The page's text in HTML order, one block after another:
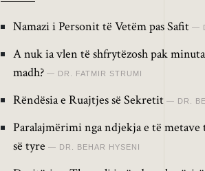
Namazi i Personit të Vetëm pas Safit
A nuk ia vlen të shfrytëzosh pak
madh?
DR. FATMIR STRUMI
Rëndësia e Ruajtjes së Sekretit DR.
Paralajmërimi nga ndjekja e të
së tyre
DR. BEHAR HYSENI